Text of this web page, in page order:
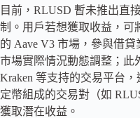
目前，RLUSD 暫未推出直
制。用戶若想獲取收益，可
的 Aave V3 市場，參與借
市場實際情況動態調整；此
Kraken 等支持的交易平台
定幣組成的交易對（如
獲取潛在收益。